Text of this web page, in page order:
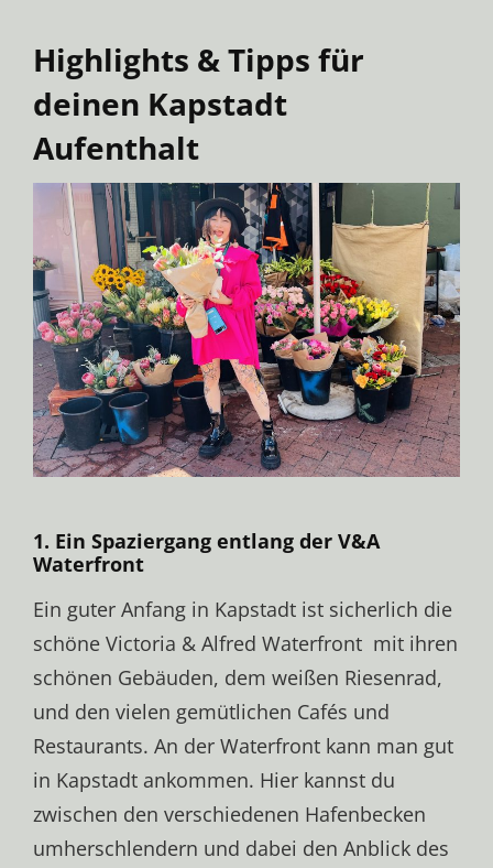
Highlights & Tipps für
deinen Kapstadt
Aufenthalt
1. Ein Spaziergang entlang der V&A
Waterfront
Ein guter Anfang in Kapstadt ist sicherlich die
schöne Victoria & Alfred Waterfront mit ihren
schönen Gebäuden, dem weißen Riesenrad,
und den vielen gemütlichen Cafés und
Restaurants. An der Waterfront kann man gut
in Kapstadt ankommen. Hier kannst du
zwischen den verschiedenen Hafenbecken
umherschlendern und dabei den Anblick des